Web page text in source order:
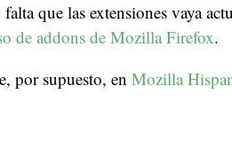
que las extensiones vaya
de addons de Mozilla Firefox.
por supuesto, en Mozilla